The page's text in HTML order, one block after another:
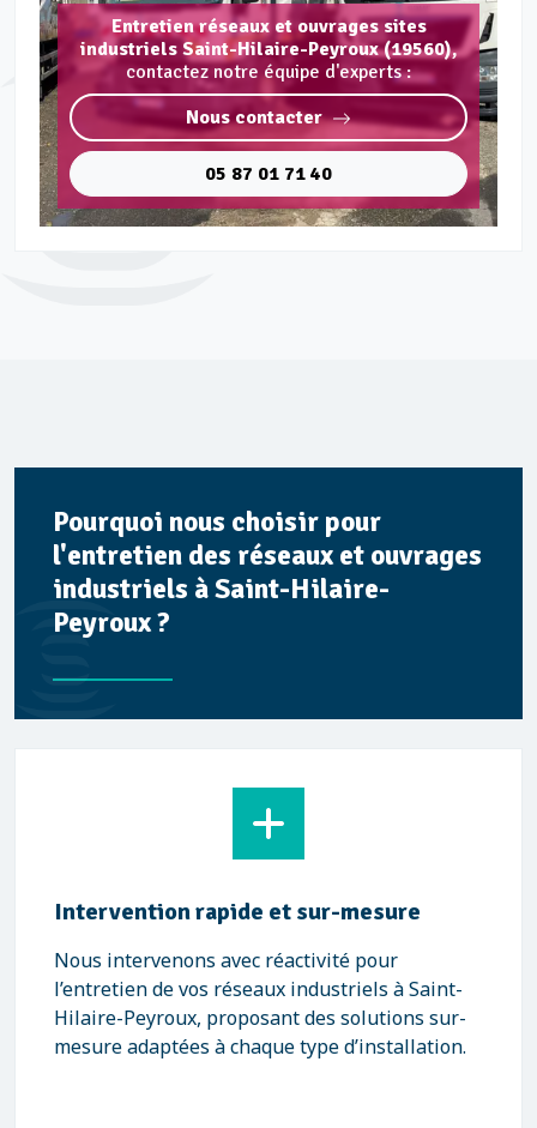
Entretien réseaux et ouvrages sites
industriels Saint-Hilaire-Peyroux (19560),
contactez notre équipe d'experts :
Nous contacter
05 87 01 71 40
Pourquoi nous choisir pour
l'entretien des réseaux et ouvrages
industriels à Saint-Hilaire-
Peyroux ?
Intervention rapide et sur-mesure
Nous intervenons avec réactivité pour
l’entretien de vos réseaux industriels à Saint-
Hilaire-Peyroux, proposant des solutions sur-
mesure adaptées à chaque type d’installation.